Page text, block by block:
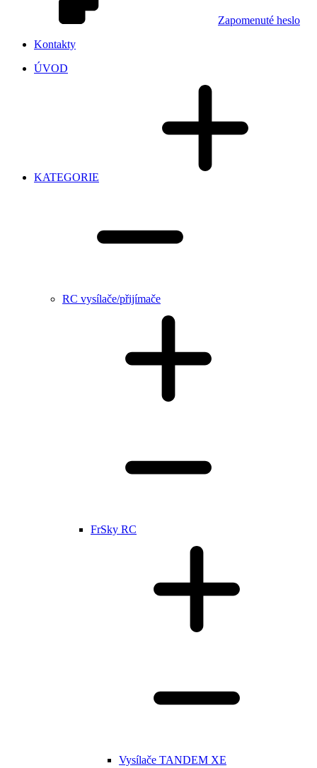
Zapomenuté heslo
Kontakty
ÚVOD
KATEGORIE
RC vysílače/přijímače
FrSky RC
Vysílače TANDEM XE